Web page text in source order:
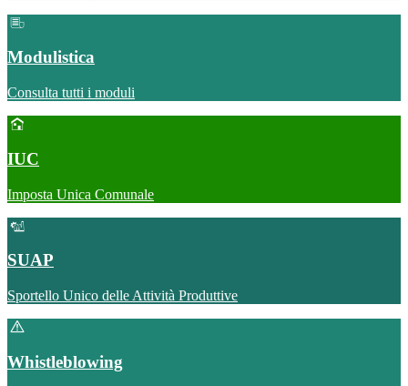
Modulistica
Consulta tutti i moduli
IUC
Imposta Unica Comunale
SUAP
Sportello Unico delle Attività Produttive
Whistleblowing